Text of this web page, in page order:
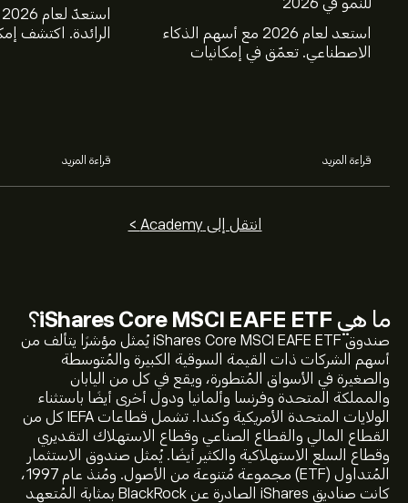
ما هي iShares Core MSCI EAFE ETF؟
صندوق iShares Core MSCI EAFE ETF يُمثل مؤشرًا يتألف من
أسهم الشركات ذات القيمة السوقية الكبيرة والمُتوسطة
والصغيرة في الأسواق المُتطورة، ويقع في كل من اليابان
والمملكة المتحدة وفرنسا وألمانيا ودول أخرى أيضًا باستثناء
الولايات المتحدة الأمريكية وكندا. تشمل قطاعات IEFA كل من
القطاع المالي والقطاع الصناعي وقطاع الاستهلاك التقديري
وقطاع السلع الاستهلاكية والكثير أيضًا. يُمثل صندوق الاستثمار
المُتداول (ETF) مجموعة مُتنوعة من الأصول. ومُنذ عام 1997،
كانت صناديق iShares الصادرة عن BlackRock بمثابة المُتعهد
للنمو في 2026
استعد لعام 2026 مع أسهم الذكاء
الاصطناعي. تعمّق في إمكانيات
قراءة المزيد
الرائدة. اكتشف
قراءة المزيد
انتقل إلى Academy >
السعر الحالي لـ IEFA هو 99.99‎$‎ دولار
أعلى سعر على الإطلاق لـ iShares Core MSCI EAFE ETF هو
100.55‎$‎ دولار